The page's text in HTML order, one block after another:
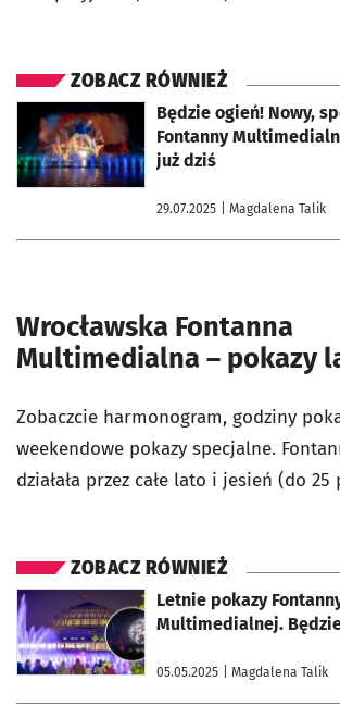
ZOBACZ RÓWNIEŻ
Będzie ogień! Nowy,
Fontanny
już dziś
29.07.2025 | Magdalena Talik
otworzy się w nowej karcie
Wrocławska Fontanna
Multimedialna – pokazy
Zobaczcie harmonogram, godziny
weekendowe pokazy specjalne.
działała przez całe lato i jesień (do
ZOBACZ RÓWNIEŻ
Letnie pokazy
Multimedialnej.
05.05.2025 | Magdalena Talik
otworzy się w nowej karcie